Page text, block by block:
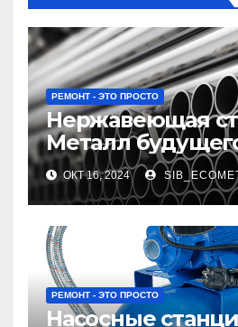
РЕМОНТ - ЭТО ПРОСТО
Нержавеющая
Металл
ОКТ 16, 2024
РЕМОНТ - ЭТО ПРОСТО
Насосные